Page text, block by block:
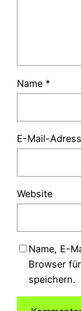
Name *
E-Mail-
Website
Name, E-
Browser
speichern.